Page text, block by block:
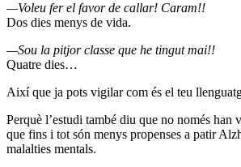
—Voleu fer el favor de callar! Caram!!
Dos dies menys de vida.
—Sou la pitjor classe que he tingut mai!!
Quatre dies…
Així que ja pots vigilar com és el teu
Perquè l’estudi també diu que no només han
que fins i tot són menys propenses a patir
malalties mentals.